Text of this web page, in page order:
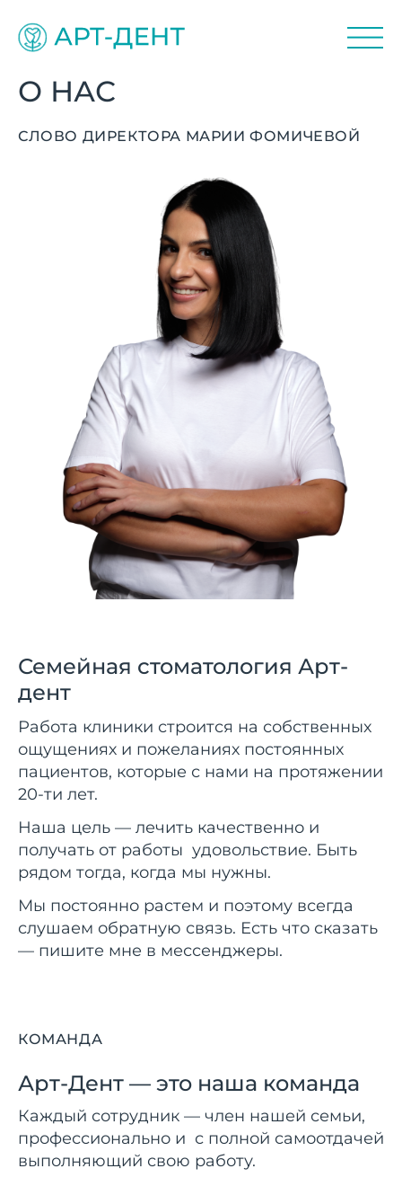
О НАС
СЛОВО ДИРЕКТОРА МАРИИ ФОМИЧЕВОЙ
Семейная стоматология Арт-
дент
Работа клиники строится на собственных
ощущениях и пожеланиях постоянных
пациентов, которые с нами на протяжении
20-ти лет.
Наша цель — лечить качественно и
получать от работы удовольствие. Быть
рядом тогда, когда мы нужны.
Мы постоянно растем и поэтому всегда
слушаем обратную связь. Есть что сказать
— пишите мне в мессенджеры.
КОМАНДА
Арт-Дент — это наша команда
Каждый сотрудник — член нашей семьи,
профессионально и с полной самоотдачей
выполняющий свою работу.